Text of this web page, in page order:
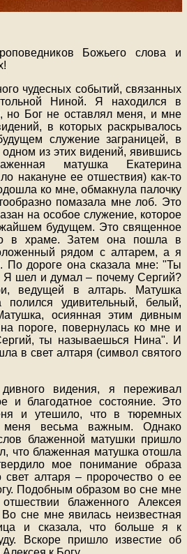
Божьего слова и
чудесных событий, связанных
Ниной. Я находился в
но Бог не оставлял меня, и мне
в которых раскрывалось
служение заграницей, в
из этих видений, явившись
матушка Екатерина
накануне ее отшествия) как-то
ко мне, обмакнула палочку
помазала мне лоб. Это
на особое служение, которое
будущем. Это священное
в храме. Затем она пошла в
рядом с алтарем, а я
По дороге она сказала мне: "Ты
Я шел и думал – почему Сергий?
ведущей в алтарь. Матушка
удивительный, белый,
осиянная этим дивным
пороге, повернулась ко мне и
ты называешься Нина". И
в свет алтаря (символ святого
видения, я переживал
и благодатное состояние. Это
и утешило, что в тюремных
весьма важным. Однако
блаженной матушки пришло
что блаженная матушка отошла
мое понимание образа
алтаря – пророчество о ее
Подобным образом во сне мне
блаженного Алексея
сне мне явилась неизвестная
и сказала, что больше я к
Вскоре пришло известие об